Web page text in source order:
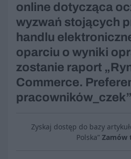
online dotycząca
wyzwań stojących
handlu
oparciu o wyniki
zostanie raport
Commerce.
Zyskaj dostęp do bazy
Polska” Zamów